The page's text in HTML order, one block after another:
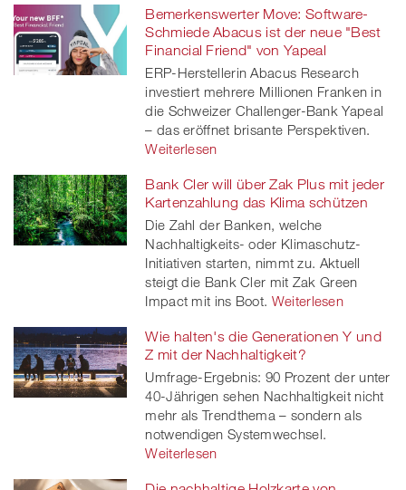
Bemerkenswerter Move: Software-
Schmiede Abacus ist der neue "Best
Financial Friend" von Yapeal
ERP-Herstellerin Abacus Research
investiert mehrere Millionen Franken in
die Schweizer Challenger-Bank Yapeal
– das eröffnet brisante Perspektiven.
Weiterlesen
Bank Cler will über Zak Plus mit jeder
Kartenzahlung das Klima schützen
Die Zahl der Banken, welche
Nachhaltigkeits- oder Klimaschutz-
Initiativen starten, nimmt zu. Aktuell
steigt die Bank Cler mit Zak Green
Impact mit ins Boot. Weiterlesen
Wie halten's die Generationen Y und
Z mit der Nachhaltigkeit?
Umfrage-Ergebnis: 90 Prozent der unter
40-Jährigen sehen Nachhaltigkeit nicht
mehr als Trendthema – sondern als
notwendigen Systemwechsel.
Weiterlesen